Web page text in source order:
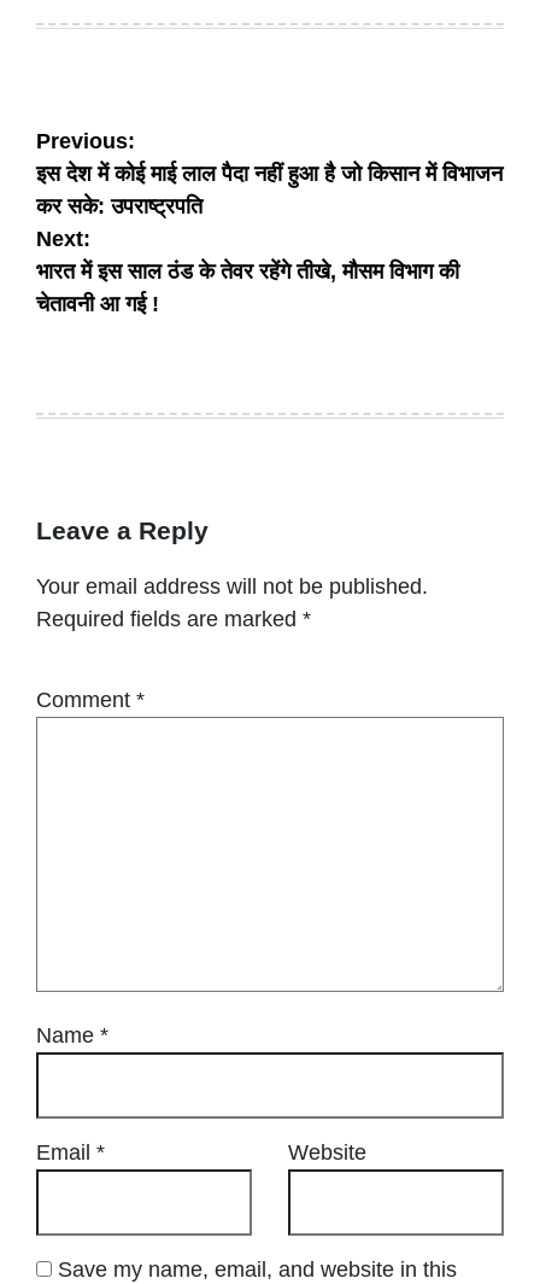
Post
navigation
Previous:
इस देश में कोई माई लाल पैदा नहीं हुआ है जो किसान में विभाजन
कर सके: उपराष्ट्रपति
Next:
भारत में इस साल ठंड के तेवर रहेंगे तीखे, मौसम विभाग की
चेतावनी आ गई !
Leave a Reply
Your email address will not be published.
Required fields are marked *
Comment *
Name *
Email * Website
Save my name, email, and website in this